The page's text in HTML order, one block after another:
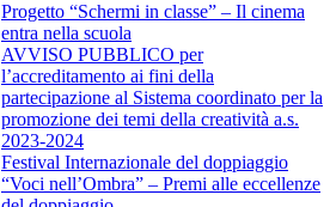
Progetto “Schermi in classe” – Il cinema
entra nella scuola
AVVISO PUBBLICO per
l’accreditamento ai fini della
partecipazione al Sistema coordinato per la
promozione dei temi della creatività a.s.
2023-2024
Festival Internazionale del doppiaggio
“Voci nell’Ombra” – Premi alle eccellenze